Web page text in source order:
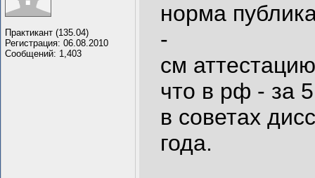
Практикант (135.04)
Регистрация: 06.08.2010
Сообщений: 1,403
норма
-
см
что в рф - за
в советах
года.